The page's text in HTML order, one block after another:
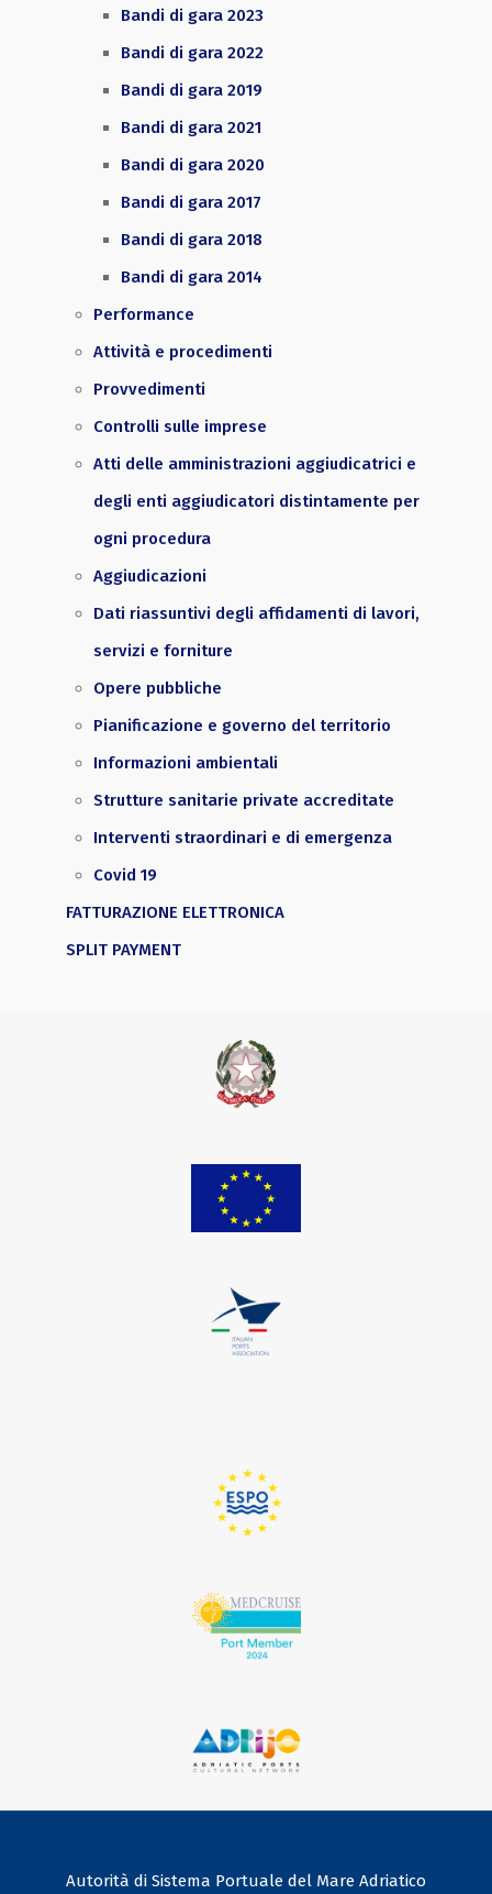
Bandi di gara 2023
Bandi di gara 2022
Bandi di gara 2019
Bandi di gara 2021
Bandi di gara 2020
Bandi di gara 2017
Bandi di gara 2018
Bandi di gara 2014
Performance
Attività e procedimenti
Provvedimenti
Controlli sulle imprese
Atti delle amministrazioni aggiudicatrici e
degli enti aggiudicatori distintamente per
ogni procedura
Aggiudicazioni
Dati riassuntivi degli affidamenti di lavori,
servizi e forniture
Opere pubbliche
Pianificazione e governo del territorio
Informazioni ambientali
Strutture sanitarie private accreditate
Interventi straordinari e di emergenza
Covid 19
FATTURAZIONE ELETTRONICA
SPLIT PAYMENT
Autorità di Sistema Portuale del Mare Adriatico